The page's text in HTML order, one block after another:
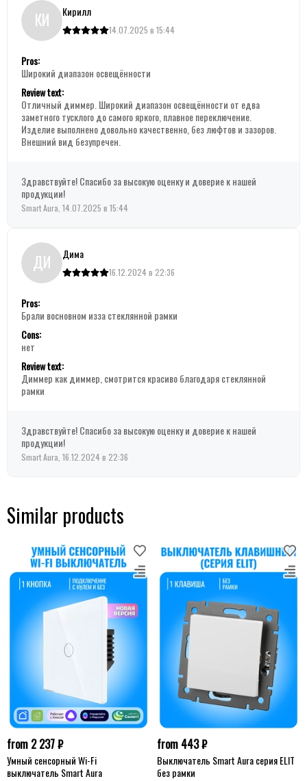
КИ Кирилл
14.07.2025 в 15:44
Pros:
Широкий диапазон освещённости
Review text:
Отличный диммер. Широкий диапазон освещённости от едва
заметного тусклого до самого яркого, плавное переключение.
Изделие выполнено довольно качественно, без люфтов и зазоров.
Внешний вид безупречен.
Здравствуйте! Спасибо за высокую оценку и доверие к нашей
продукции!
Smart Aura, 14.07.2025 в 15:44
ДИ Дима
16.12.2024 в 22:36
Pros:
Брали восновном изза стеклянной рамки
Cons:
нет
Review text:
Диммер как диммер, смотрится красиво благодаря стеклянной
рамки
Здравствуйте! Спасибо за высокую оценку и доверие к нашей
продукции!
Smart Aura, 16.12.2024 в 22:36
Similar products
from 2 237 ₽
Умный сенсорный Wi-Fi
выключатель Smart Aura
from 443 ₽
Выключатель Smart Aura серия ELIT
без рамки